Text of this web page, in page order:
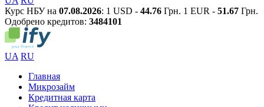
Курс НБУ на 07.08.2026: 1 USD - 44.76 Грн. 1 EUR - 51.67 Грн.
Одобрено кредитов: 3484101
UA RU
Главная
Микрозайм
Кредитная карта